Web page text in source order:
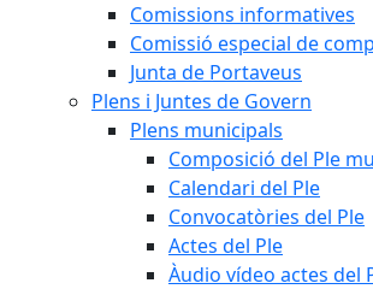
Comissions informatives
Comissió especial de
Junta de Portaveus
Plens i Juntes de Govern
Plens municipals
Composició del Ple
Calendari del Ple
Convocatòries del Ple
Actes del Ple
Àudio vídeo actes del